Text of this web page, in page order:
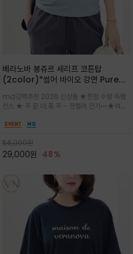
베라노바 봉쥬르 세리프 코튼탑
(2color)*썸머 바이오 강연 Pure
성적인 프랑스어 수식어를 조합
md강력추천 2026 신상품 ★한정 수량 득템
찬스 ★ 주.문.대.폭.주 - 전컬러 인기~~★여름
여유로운 감성/피부에 닿는 순간 기분 좋은 청량
56,000원
29,000원 48%